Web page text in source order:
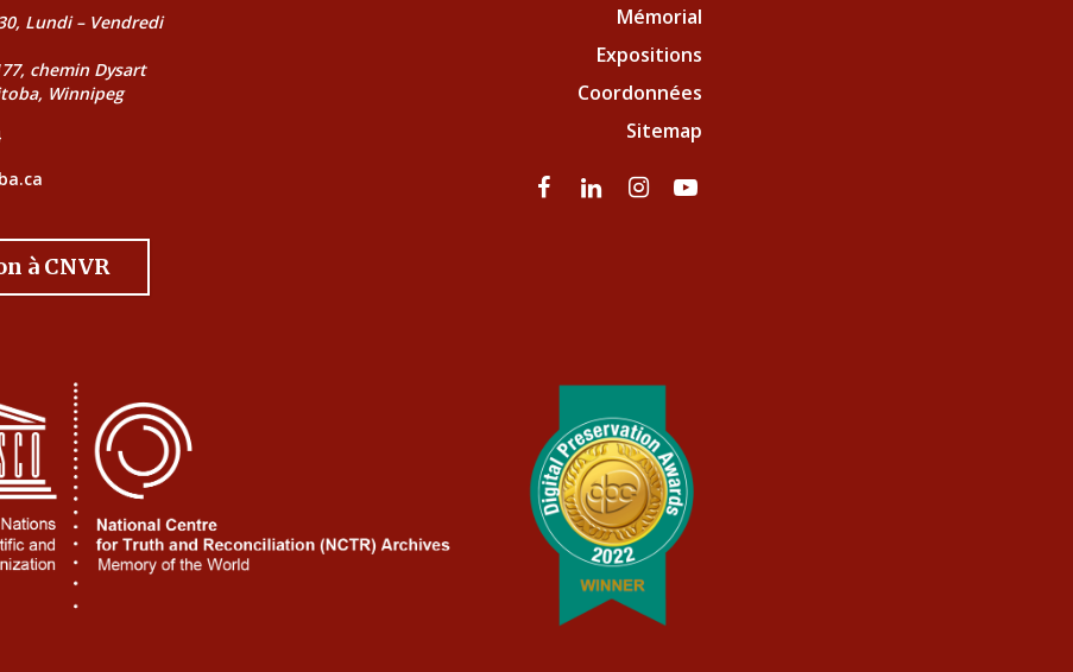
Lundi – Vendredi
chemin Dysart
Winnipeg
à CNVR
Mémorial
Expositions
Coordonnées
Sitemap